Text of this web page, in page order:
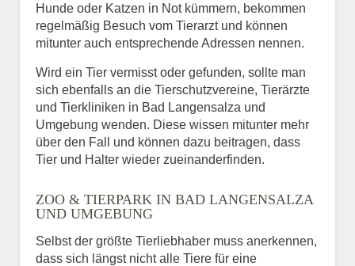
Hunde oder Katzen in Not kümmern, bekommen
regelmäßig Besuch vom Tierarzt und können
mitunter auch entsprechende Adressen nennen.
Wird ein Tier vermisst oder gefunden, sollte man
sich ebenfalls an die Tierschutzvereine, Tierärzte
und Tierkliniken in Bad Langensalza und
Umgebung wenden. Diese wissen mitunter mehr
über den Fall und können dazu beitragen, dass
Tier und Halter wieder zueinanderfinden.
ZOO & TIERPARK IN BAD LANGENSALZA
UND UMGEBUNG
Selbst der größte Tierliebhaber muss anerkennen,
dass sich längst nicht alle Tiere für eine